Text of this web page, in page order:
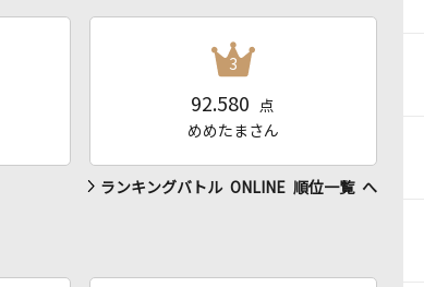
3
92.580
点
めめたまさん
ランキングバトル ONLINE 順位一覧 へ